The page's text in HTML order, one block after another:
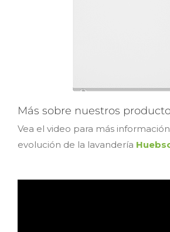
Más sobre nuestros
Vea el video para más
evolución de la lavandería